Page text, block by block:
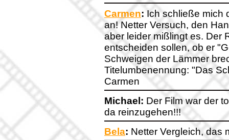
Carmen: Ich schließe mich
an! Netter Versuch, den
aber leider mißlingt es. Der
entscheiden sollen, ob er
Schweigen der Lämmer
Titelumbenennung: "Das
Carmen
Michael: Der Film war der
da reinzugehen!!!
Bela: Netter Vergleich, das